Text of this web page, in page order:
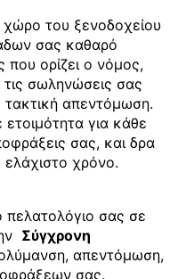
χώρο του ξενοδοχείου
σας καθαρό
ορίζει ο νόμος,
τις σωληνώσεις σας
τακτική απεντόμωση.
ετοιμότητα για κάθε
σας, και δρα
χρόνο.
πελατολόγιο σας σε
Σύγχρονη
απεντόμωση,
σας.